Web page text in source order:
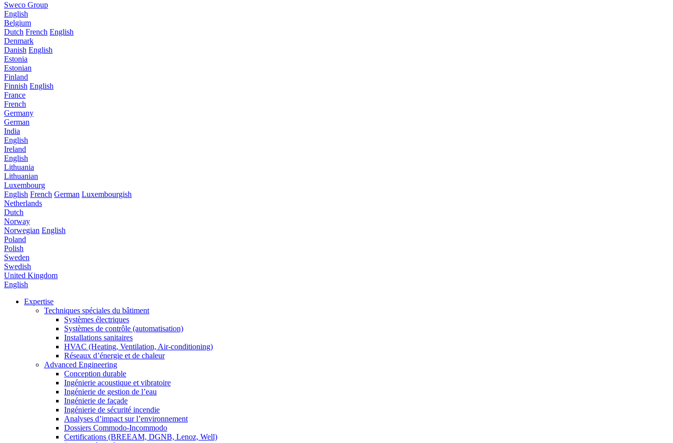
Sweco Group
English
Belgium
Dutch French English
Denmark
Danish English
Estonia
Estonian
Finland
Finnish English
France
French
Germany
German
India
English
Ireland
English
Lithuania
Lithuanian
Luxembourg
English French German Luxembourgish
Netherlands
Dutch
Norway
Norwegian English
Poland
Polish
Sweden
Swedish
United Kingdom
English
Expertise
Techniques spéciales du bâtiment
Systèmes électriques
Systèmes de contrôle (automatisation)
Installations sanitaires
HVAC (Heating, Ventilation, Air-conditioning)
Réseaux d’énergie et de chaleur
Advanced Engineering
Conception durable
Ingénierie acoustique et vibratoire
Ingénierie de gestion de l’eau
Ingénierie de façade
Ingénierie de sécurité incendie
Analyses d’impact sur l’environnement
Dossiers Commodo-Incommodo
Certifications (BREEAM, DGNB, Lenoz, Well)